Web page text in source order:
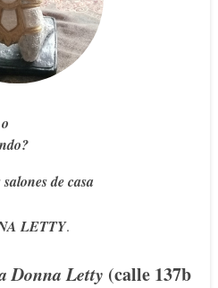
de casa
LETTY.
Donna Letty (calle 137b